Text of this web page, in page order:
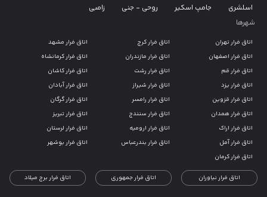
اسلشری
جامپ اسکیر روحی - جنی
زامبی
شهرها
اتاق فرار تهران اتاق فرار کرج
اتاق فرار مشهد
اتاق فرار اصفهان
اتاق فرار مازندران
اتاق فرار کرمانشاه
اتاق فرار قم
اتاق فرار رشت
اتاق فرار کاشان
اتاق فرار یزد
اتاق فرار شیراز
اتاق فرار آبادان
اتاق فرار قزوین
اتاق فرار رامسر
اتاق فرار گرگان
اتاق فرار همدان
اتاق فرار سنندج
اتاق فرار تبریز
اتاق فرار اراک
اتاق فرار ارومیه
اتاق فرار لرستان
اتاق فرار آمل
اتاق فرار بندرعباس
اتاق فرار بوشهر
اتاق فرار کرمان
اتاق فرار نیاوران اتاق فرار جمهوری اتاق فرار برج میلاد